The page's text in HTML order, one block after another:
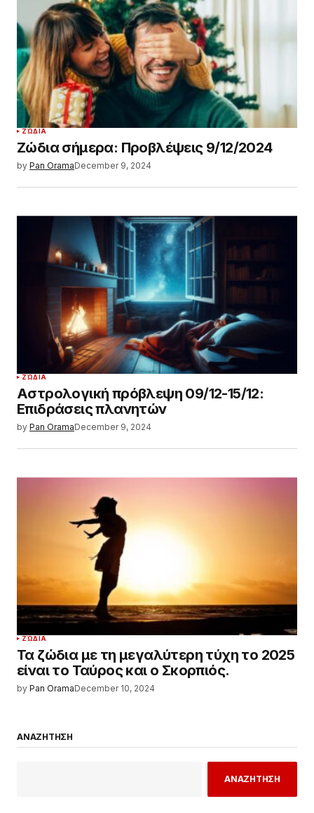
ΖΏΔΙΑ
Ζώδια σήμερα: Προβλέψεις 9/12/2024
by Pan OramaDecember 9, 2024
ΖΏΔΙΑ
Αστρολογική πρόβλεψη 09/12-15/12:
Επιδράσεις πλανητών
by Pan OramaDecember 9, 2024
ΖΏΔΙΑ
Τα ζώδια με τη μεγαλύτερη τύχη το 2025
είναι το Ταύρος και ο Σκορπιός.
by Pan OramaDecember 10, 2024
ΑΝΑΖΗΤΗΣΗ
ΑΝΑΖΗΤΗΣΗ